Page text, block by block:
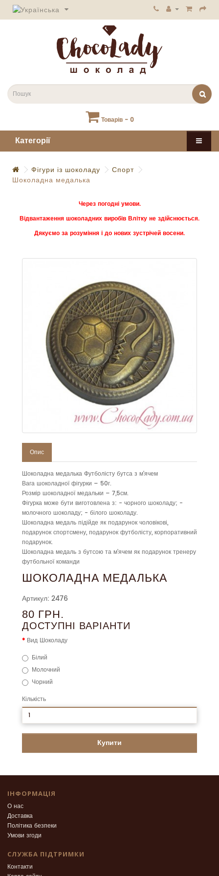
Товарів - 0
Категорії
Фігури із шоколаду
Спорт
Шоколадна медалька
Через погодні умови.
Відвантаження шоколадних виробів Влітку не здійснюється.
Дякуємо за розуміння і до нових зустрічей восени.
Опис
Шоколадна медалька Футболісту бутса з м'ячем
Вага шоколадної фігурки – 50г.
Розмір шоколадної медальки – 7,5см.
Фігурка може бути виготовлена з: - чорного шоколаду; -
молочного шоколаду; - білого шоколаду.
Шоколадна медаль підійде як подарунок чоловікові,
подарунок спортсмену, подарунок футболісту, корпоративний
подарунок.
Шоколадна медаль з бутсою та м'ячем як подарунок тренеру
футбольної команди
ШОКОЛАДНА МЕДАЛЬКА
Артикул: 2476
80 ГРН.
ДОСТУПНІ ВАРІАНТИ
Вид Шоколаду
Білий
Молочний
Чорний
Кількість
Купити
ІНФОРМАЦІЯ
О нас
Доставка
Політика безпеки
Умови згоди
СЛУЖБА ПІДТРИМКИ
Контакти